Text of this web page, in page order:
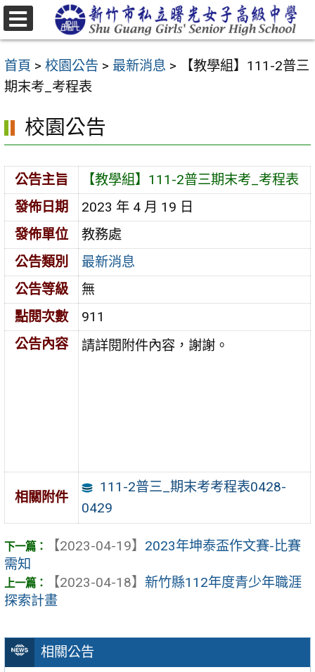
跳
至
要
內
區
首頁 > 校園公告 > 最新消息 >
【教學組】111-2普三
期末考_考程表
相關公告
校園公告
公告主旨
【教學組】111-2普三期末考_考程表
發佈日期
2023 年 4 月 19 日
發佈單位
教務處
公告類別
最新消息
公告等級
無
點閱次數
911
公告內容
請詳閱附件內容，謝謝。
相關附件
111-2普三_期末考考程表0428-
0429
【2023-04-19】 2023年坤泰盃作文賽-比賽
需知
【2023-04-18】 新竹縣112年度青少年職涯
探索計畫
選
單